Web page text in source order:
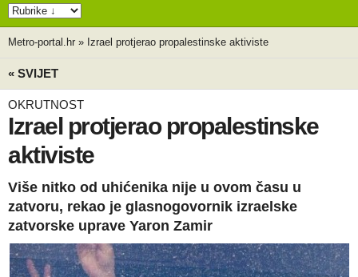
Metro-portal.hr » Izrael protjerao propalestinske aktiviste
« SVIJET
OKRUTNOST
Izrael protjerao propalestinske
aktiviste
Više nitko od uhićenika nije u ovom času u
zatvoru, rekao je glasnogovornik izraelske
zatvorske uprave Yaron Zamir